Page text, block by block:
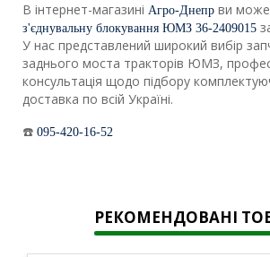
В інтернет-магазині Агро-Днепр ви
з'єднувальну блокування ЮМЗ 36-2409015
У нас представлений широкий вибір
заднього моста тракторів ЮМЗ,
консультація щодо підбору
доставка по всій Україні.
☎️ 095-420-16-52
РЕКОМЕНДОВАНІ